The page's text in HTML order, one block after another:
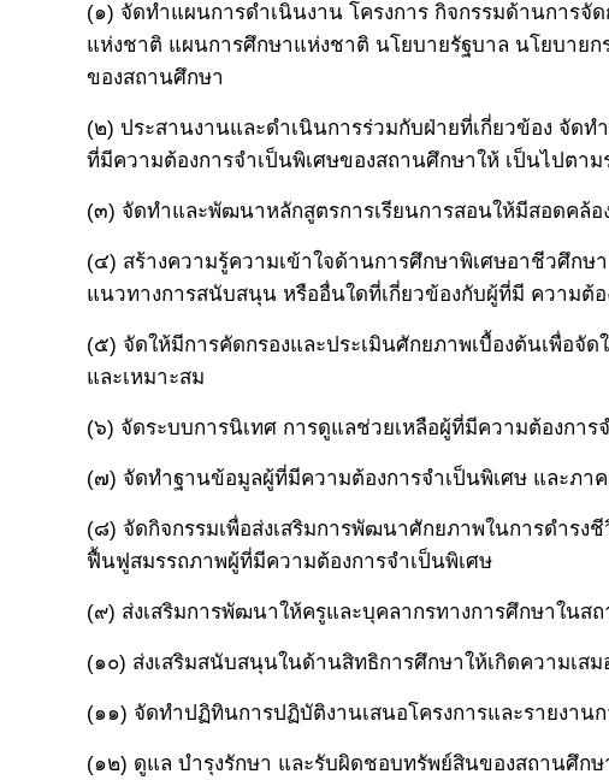
(๑) จัดทำแผนการดำเนินงาน โครงการ กิจกรรมด้านการ
แห่งชาติ แผนการศึกษาแห่งชาติ นโยบายรัฐบาล นโยบาย
ของสถานศึกษา
(๒) ประสานงานและดำเนินการร่วมกับฝ่ายที่เกี่ยวข้อง จัดท
ที่มีความต้องการจำเป็นพิเศษของสถานศึกษาให้ เป็นไปตาม
(๓) จัดทำและพัฒนาหลักสูตรการเรียนการสอนให้มีสอดคล้อ
(๔) สร้างความรู้ความเข้าใจด้านการศึกษาพิเศษอาชีวศึก
แนวทางการสนับสนุน หรืออื่นใดที่เกี่ยวข้องกับผู้ที่มี ความต้อ
(๕) จัดให้มีการคัดกรองและประเมินศักยภาพเบื้องต้นเพื่อ
และเหมาะสม
(๖) จัดระบบการนิเทศ การดูแลช่วยเหลือผู้ที่มีความต้องการ
(๗) จัดทำฐานข้อมูลผู้ที่มีความต้องการจำเป็นพิเศษ และภา
(๘) จัดกิจกรรมเพื่อส่งเสริมการพัฒนาศักยภาพในการดำร
ฟื้นฟูสมรรถภาพผู้ที่มีความต้องการจำเป็นพิเศษ
(๙) ส่งเสริมการพัฒนาให้ครูและบุคลากรทางการศึกษาใน
(๑๐) ส่งเสริมสนับสนุนในด้านสิทธิการศึกษาให้เกิดความเส
(๑๑) จัดทำปฏิทินการปฏิบัติงานเสนอโครงการและรายงา
(๑๒) ดูแล บำรุงรักษา และรับผิดชอบทรัพย์สินของสถานศึก